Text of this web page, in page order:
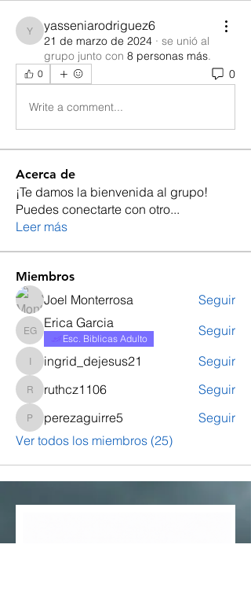
yasseniarodriguez6
yasseniarodriguez6
21 de marzo de 2024 · se unió al
grupo junto con 8 personas más.
0 0
Write a comment...
Acerca de
¡Te damos la bienvenida al grupo!
Puedes conectarte con otro...
Leer más
Miembros
Joel Monterrosa Seguir
Erica Garcia
Erica Garcia
Esc. Biblicas Adulto
Seguir
ingrid_dejesus21
ingrid_dejesus21 Seguir
ruthcz1106
ruthcz1106 Seguir
perezaguirre5
perezaguirre5
Seguir
Ver todos los miembros (25)